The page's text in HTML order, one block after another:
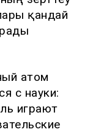
қандай
атом
с науки:
играют